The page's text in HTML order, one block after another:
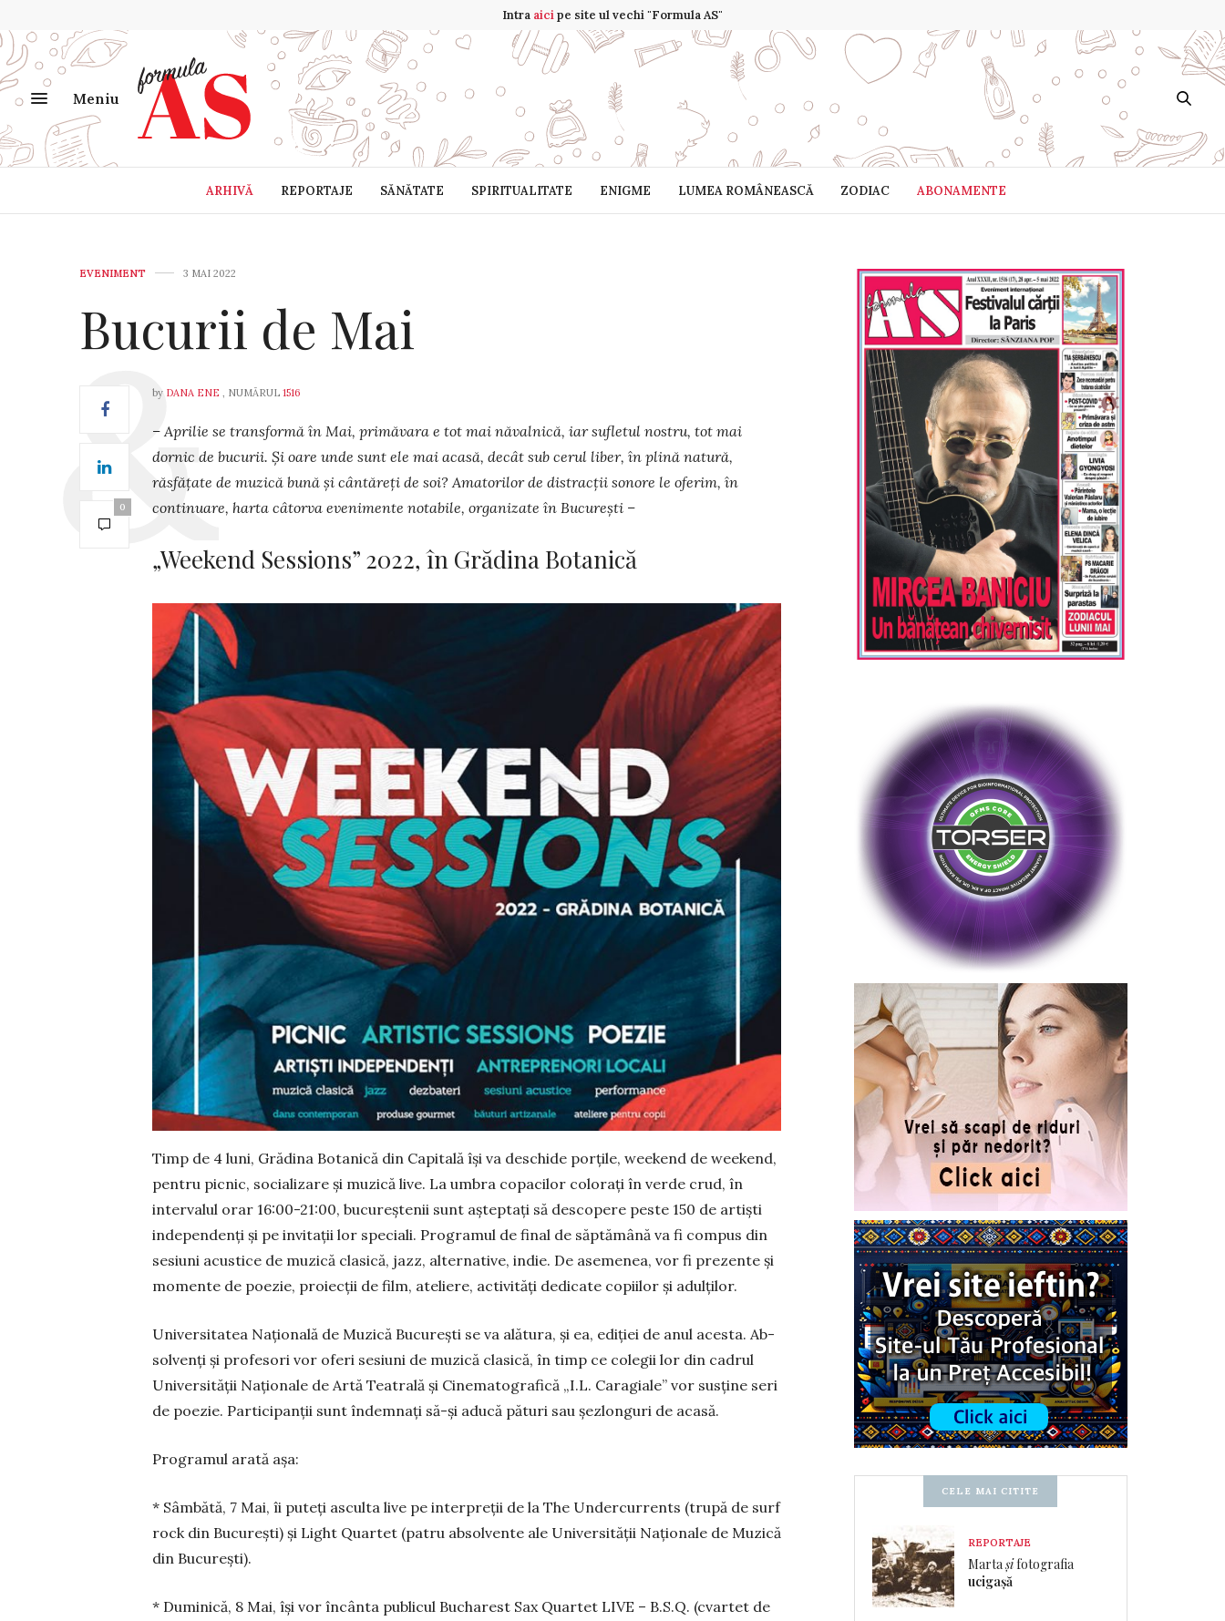
Intra aicipe site ul vechi "Formula AS"
Meniu
ARHIVĂ REPORTAJE SĂNĂTATE SPIRITUALITATE ENIGME LUMEA ROMÂNEASCĂ ZODIAC ABONAMENTE
EVENIMENT 3 MAI 2022
Bucurii de Mai­
0
by DANA ENE , NUMĂRUL 1516
– Aprilie se transformă în Mai, primăvara e tot mai năvalnică, iar sufletul nostru, tot mai
dornic de bucurii. Și oare unde sunt ele mai acasă, decât sub cerul liber, în plină natură,
răsfățate de muzică bună și cântăreți de soi? Amatorilor de distracții sonore le oferim, în
conti­nuare, harta câtorva evenimente notabile, organizate în București –
„Weekend Sessions” 2022, în Grădina Botanică
Timp de 4 luni, Grădina Botanică din Ca­pitală îşi va deschide porţile, weekend de weekend,
pentru picnic, socializare și muzică live. La umbra copacilor co­lorați în verde crud, în
inter­valul orar 16:00-21:00, bucu­reș­tenii sunt așteptați să des­copere peste 150 de artişti
in­de­pendenţi și pe invitații lor speciali. Pro­gramul de final de săptămână va fi compus din
sesiuni acus­tice de muzică cla­sică, jazz, alternative, indie. De ase­me­nea, vor fi prezente și
momente de poe­zie, pro­iecţii de film, atelie­re, acti­vităţi dedica­te co­piilor şi adul­ţilor.
Universitatea Na­ţională de Mu­zică Bucureşti se va alătura, și ea, ediției de anul acesta. Ab­
solvenţi şi profesori vor oferi sesiuni de muzică clasică, în timp ce colegii lor din cadrul
Univer­si­tăţii Naţionale de Artă Teatrală şi Cinema­tografică „I.L. Caragiale” vor susţine seri
de poezie. Participanții sunt îndemnați să-și aducă pături sau șezlonguri de acasă.
Programul arată așa:
* Sâmbătă, 7 Mai, îi puteţi asculta live pe interpreții de la The Undercurrents (trupă de surf
rock din București) şi Light Quartet (patru absol­vente ale Universității Națio­nale de Muzică
din București).
* Duminică, 8 Mai, își vor încânta publicul Bucharest Sax Quartet LIVE – B.S.Q. (cvartet de
CELE MAI CITITE
REPORTAJE
Martașifotografia
ucigașă